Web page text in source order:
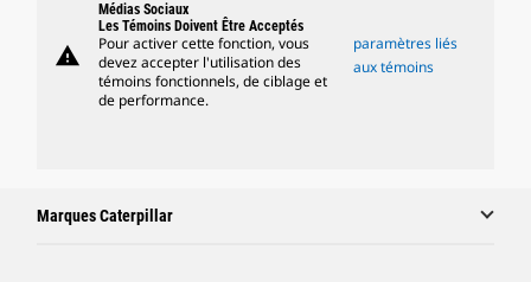
warning
Médias Sociaux
Les Témoins Doivent Être Acceptés
Pour activer cette fonction, vous
devez accepter l'utilisation des
témoins fonctionnels, de ciblage et
de performance.
paramètres liés
aux témoins
Marques Caterpillar